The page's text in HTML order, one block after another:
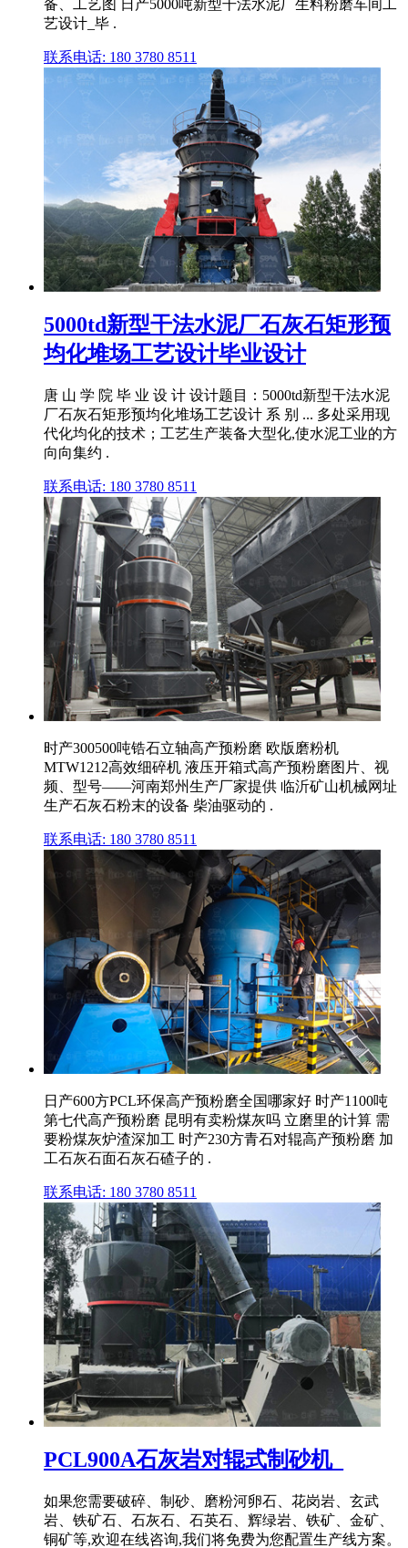
备、工艺图 日产5000吨新型干法水泥厂生料粉磨车间工
艺设计_毕 .
联系电话: 180 3780 8511
5000td新型干法水泥厂石灰石矩形预
均化堆场工艺设计毕业设计
唐 山 学 院 毕 业 设 计 设计题目：5000td新型干法水泥
厂石灰石矩形预均化堆场工艺设计 系 别 ... 多处采用现
代化均化的技术；工艺生产装备大型化,使水泥工业的方
向向集约 .
联系电话: 180 3780 8511
时产300500吨锆石立轴高产预粉磨 欧版磨粉机
MTW1212高效细碎机 液压开箱式高产预粉磨图片、视
频、型号——河南郑州生产厂家提供 临沂矿山机械网址
生产石灰石粉末的设备 柴油驱动的 .
联系电话: 180 3780 8511
日产600方PCL环保高产预粉磨全国哪家好 时产1100吨
第七代高产预粉磨 昆明有卖粉煤灰吗 立磨里的计算 需
要粉煤灰炉渣深加工 时产230方青石对辊高产预粉磨 加
工石灰石面石灰石碴子的 .
联系电话: 180 3780 8511
PCL900A石灰岩对辊式制砂机_
如果您需要破碎、制砂、磨粉河卵石、花岗岩、玄武
岩、铁矿石、石灰石、石英石、辉绿岩、铁矿、金矿、
铜矿等,欢迎在线咨询,我们将免费为您配置生产线方案。